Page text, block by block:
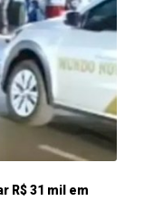
R$ 31 mil em